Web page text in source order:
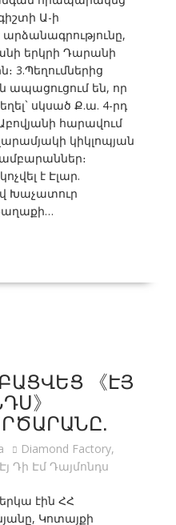
Ա-ի
երկրի Դարանի
3.Պեղումներից
ապացուցում են, որ
սկսած Ք.ա. 4-րդ
հարավում
կիկլոպյան
է Էլար.
Խաչատուր
《ԷՅ
》
Diamond Factory,
Էյ Դի Էմ Դայմոնդս
էին ՀՀ
Կոտայքի